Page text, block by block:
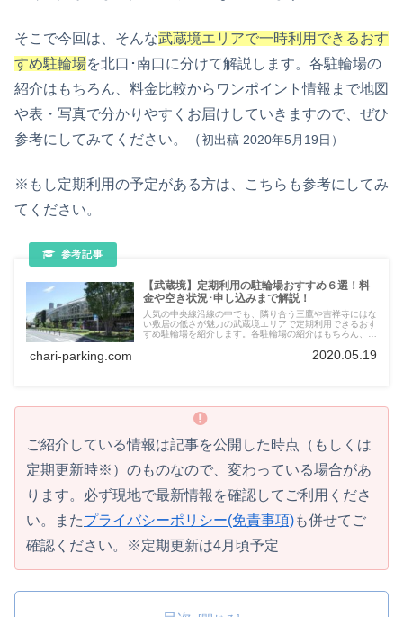
そこで今回は、そんな武蔵境エリアで一時利用できるおす
すめ駐輪場を北口･南口に分けて解説します。各駐輪場の
紹介はもちろん、料金比較からワンポイント情報まで地図
や表・写真で分かりやすくお届けしていきますので、ぜひ
参考にしてみてください。（初出稿 2020年5月19日）
※もし定期利用の予定がある方は、こちらも参考にしてみ
てください。
【武蔵境】定期利用の駐輪場おすすめ６選！料
金や空き状況･申し込みまで解説！
人気の中央線沿線の中でも、隣り合う三鷹や吉祥寺にはな
い敷居の低さが魅力の武蔵境エリアで定期利用できるおす
すめ駐輪場を紹介します。各駐輪場の紹介はもちろん、料
やすくお届けしていきますので、ぜひ参考にしてみてくだ
chari-parking.com 2020.05.19
ご紹介している情報は記事を公開した時点（もしくは
定期更新時※）のものなので、変わっている場合があ
ります。必ず現地で最新情報を確認してご利用くださ
い。またプライバシーポリシー(免責事項)も併せてご
確認ください。※定期更新は4月頃予定